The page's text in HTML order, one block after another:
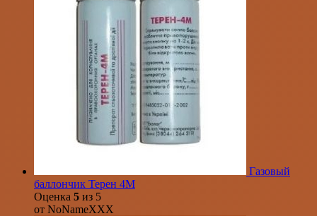
Газовый
баллончик Терен 4М
Оценка 5 из 5
от NoNameXXX